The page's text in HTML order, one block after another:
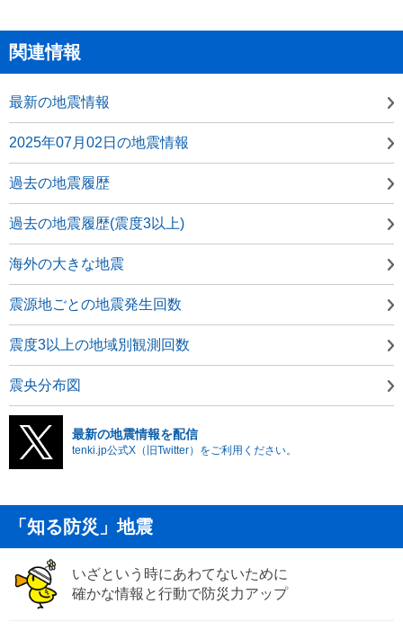
関連情報
最新の地震情報
2025年07月02日の地震情報
過去の地震履歴
過去の地震履歴(震度3以上)
海外の大きな地震
震源地ごとの地震発生回数
震度3以上の地域別観測回数
震央分布図
最新の地震情報を配信
tenki.jp公式X（旧Twitter）をご利用ください。
「知る防災」地震
いざという時にあわてないために
確かな情報と行動で防災力アップ